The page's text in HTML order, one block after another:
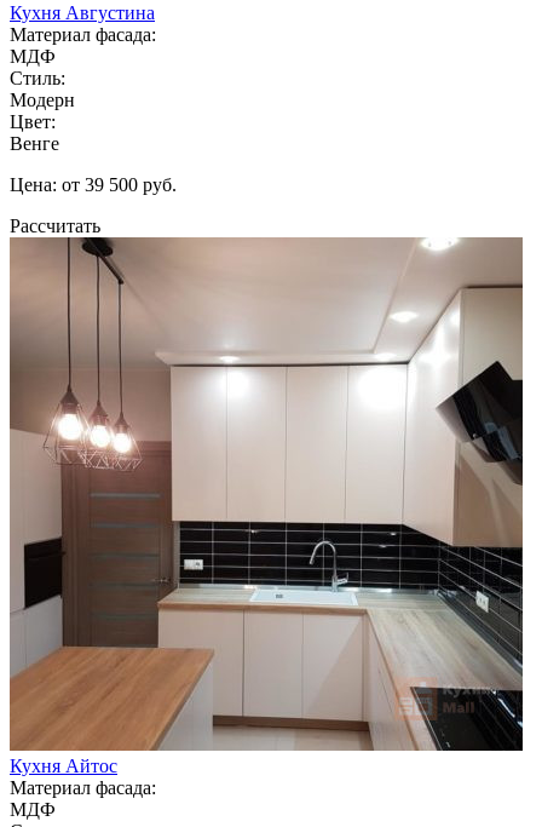
Кухня Августина
Материал фасада:
МДФ
Стиль:
Модерн
Цвет:
Венге
Цена: от 39 500 руб.
Рассчитать
Кухня Айтос
Материал фасада:
МДФ